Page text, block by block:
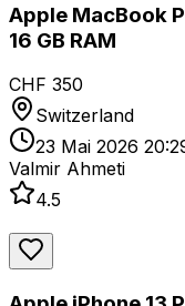
Apple MacBook
16 GB RAM
CHF 350
Switzerland
23 Mai 2026
Valmir Ahmeti
4.5